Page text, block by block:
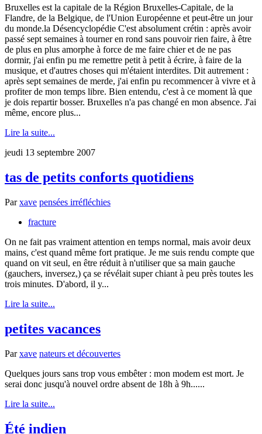
Bruxelles est la capitale de la Région Bruxelles-Capitale, de la
Flandre, de la Belgique, de l'Union Européenne et peut-être un jour
du monde.la Désencyclopédie C'est absolument crétin : après avoir
passé sept semaines à tourner en rond sans pouvoir rien faire, à être
de plus en plus amorphe à force de me faire chier et de ne pas
dormir, j'ai enfin pu me remettre petit à petit à écrire, à faire de la
musique, et d'autres choses qui m'étaient interdites. Dit autrement :
après sept semaines de merde, j'ai enfin pu recommencer à vivre et à
profiter de mon temps libre. Bien entendu, c'est à ce moment là que
je dois repartir bosser. Bruxelles n'a pas changé en mon absence. J'ai
même, encore plus...
Lire la suite...
jeudi 13 septembre 2007
tas de petits conforts quotidiens
Parxave pensées irréfléchies
fracture
On ne fait pas vraiment attention en temps normal, mais avoir deux
mains, c'est quand même fort pratique. Je me suis rendu compte que
quand on vit seul, en être réduit à n'utiliser que sa main gauche
(gauchers, inversez,) ça se révélait super chiant à peu près toutes les
trois minutes. D'abord, il y...
Lire la suite...
petites vacances
Parxave nateurs et découvertes
Quelques jours sans trop vous embêter : mon modem est mort. Je
serai donc jusqu'à nouvel ordre absent de 18h à 9h......
Lire la suite...
Été indien